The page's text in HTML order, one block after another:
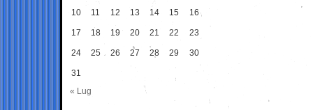
10 11 12 13 14 15 16
17 18 19 20 21 22 23
24 25 26 27 28 29 30
31
« Lug